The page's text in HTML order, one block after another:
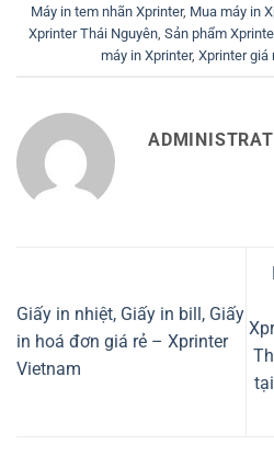
Máy in tem nhãn Xprinter, Mua máy in
Xprinter Thái Nguyên, Sản phẩm
máy in Xprinter, Xprinter giá
Giấy in nhiệt, Giấy in bill, Giấy
in hoá đơn giá rẻ – Xprinter
Vietnam